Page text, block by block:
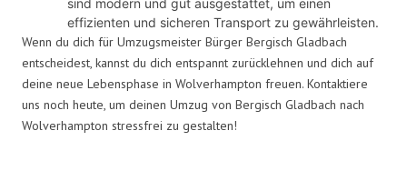
sind modern und gut ausgestattet, um einen
effizienten und sicheren Transport zu gewährleisten.
Wenn du dich für Umzugsmeister Bürger Bergisch Gladbach
entscheidest, kannst du dich entspannt zurücklehnen und dich auf
deine neue Lebensphase in Wolverhampton freuen. Kontaktiere
uns noch heute, um deinen Umzug von Bergisch Gladbach nach
Wolverhampton stressfrei zu gestalten!